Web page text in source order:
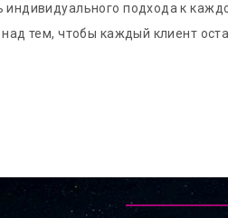
подхода к
тем, чтобы каждый клиент